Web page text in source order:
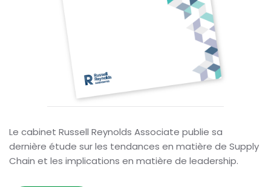
Le cabinet Russell Reynolds Associate publie sa
dernière étude sur les tendances en matière de Supply
Chain et les implications en matière de leadership.